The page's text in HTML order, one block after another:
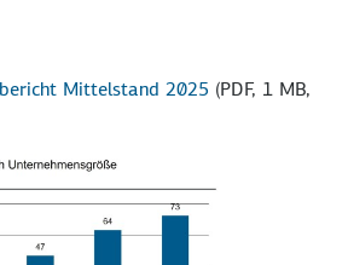
Mittelstand 2025 (PDF, 1 MB,